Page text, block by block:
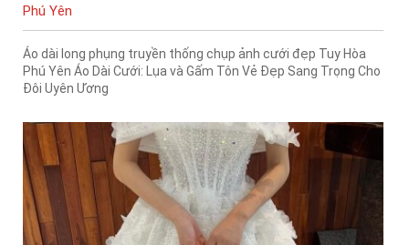
Phú Yên
Áo dài long phụng truyền thống chụp ảnh cưới đẹp Tuy Hòa
Phú Yên Áo Dài Cưới: Lụa và Gấm Tôn Vẻ Đẹp Sang Trọng Cho
Đôi Uyên Ương